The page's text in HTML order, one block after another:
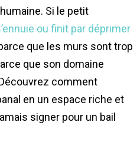
Si le petit
ou finit par déprimer
que les murs sont trop
que son domaine
comment
en un espace riche et
signer pour un bail